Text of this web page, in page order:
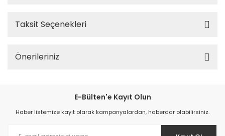
Taksit Seçenekleri
Önerileriniz
E-Bülten'e Kayıt Olun
Haber listemize kayıt olarak kampanyalardan, haberdar olabilirsiniz.